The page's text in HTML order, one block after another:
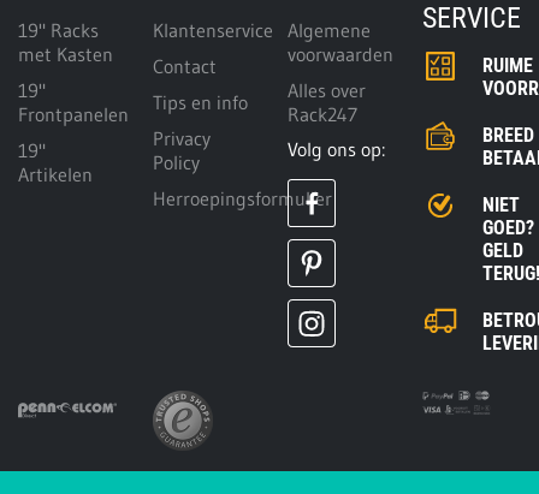
19" Racks
met Kasten
19"
Frontpanelen
19"
Artikelen
Klantenservice
Contact
Tips en info
Privacy
Policy
Herroepingsformulier
Algemene
voorwaarden
Alles over
Rack247
Volg ons op:
SERVICE
RUIME
BREED
NIET
GOED?
GELD
TERUG!